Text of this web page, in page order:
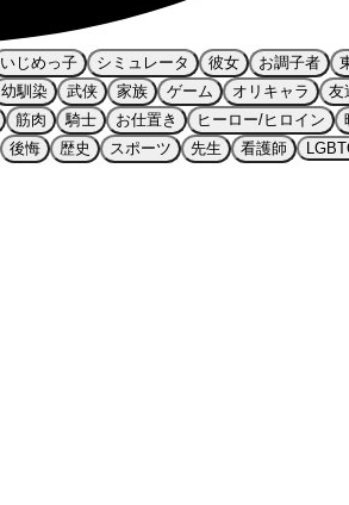
いじめっ子 シミュレータ 彼女 お調子者
幼馴染 武侠 家族 ゲーム オリキャラ 友
筋肉 騎士 お仕置き ヒーロー/ヒロイン
後悔 歴史 スポーツ 先生 看護師